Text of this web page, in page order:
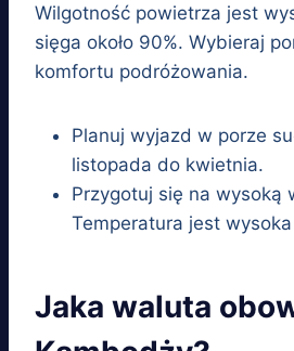
Wilgotność powietrza jest
sięga około 90%. Wybieraj
komfortu podróżowania.
Planuj wyjazd w porze
listopada do kwietnia.
Przygotuj się na wysoką
Temperatura jest wysoka
Jaka waluta